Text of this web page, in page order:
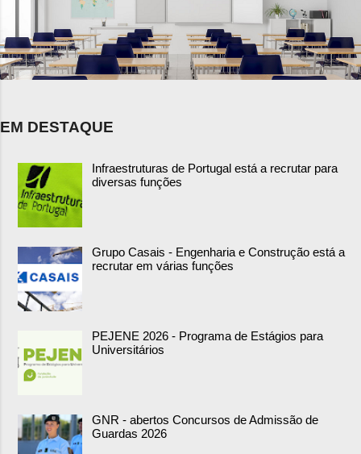
EM DESTAQUE
Infraestruturas de Portugal está a recrutar para
diversas funções
Grupo Casais - Engenharia e Construção está a
recrutar em várias funções
PEJENE 2026 - Programa de Estágios para
Universitários
GNR - abertos Concursos de Admissão de
Guardas 2026